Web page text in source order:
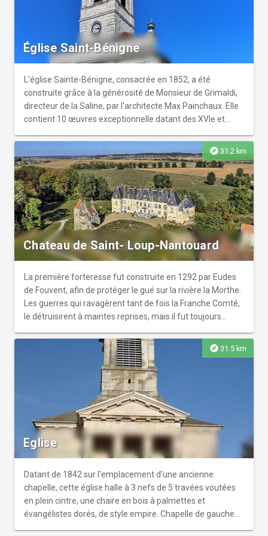
évènements de notre saison culturelle aux multiples
visages : Tétramorphe.
Église Saint-Bénigne
L'église Sainte-Bénigne, consacrée en 1852, a été
construite grâce à la générosité de Monsieur de Grimaldi,
directeur de la Saline, par l'architecte Max Painchaux. Elle
contient 10 œuvres exceptionnelle datant des XVIe et
Restauration à proximité. Une brochure sur l'histoire de
l'église est en vente à l'office de tourisme.
explore 31.2 km
Chateau de Saint- Loup-Nantouard
La première forteresse fut construite en 1292 par Eudes
de Fouvent, afin de protéger le gué sur la rivière la Morthe.
Les guerres qui ravagèrent tant de fois la Franche Comté,
le détruisirent à maintes reprises, mais il fut toujours
ème siècle, les travaux sont dû au Baron de Klingin et à la
famille de Menthon, propriétaire depuis 1832. Cette
famille dont les origines savoyardes remontent au 10 é
siècle a toujours été associée à l'histoire de la Franche
explore 31.5 km
Eglise
Datant de 1842 sur l'emplacement d'une ancienne
chapelle, cette église halle à 3 nefs de 5 travées voutées
en plein cintre, une chaire en bois à palmettes et
évangélistes dorés, de style empire. Chapelle de gauche